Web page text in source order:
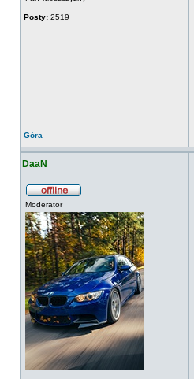
Posty: 2519
Góra
DaaN
Moderator